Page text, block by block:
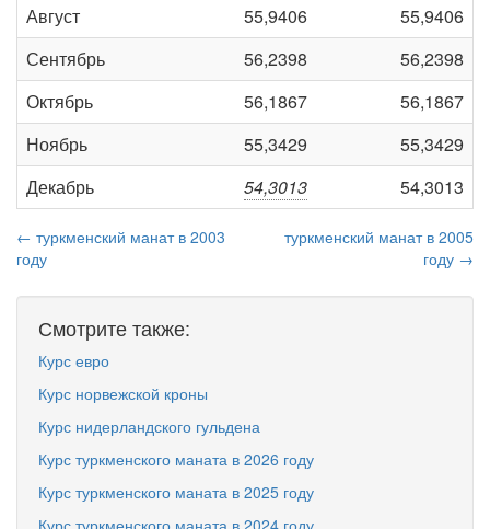
Август
55,9406
55,9406
Сентябрь
56,2398
56,2398
Октябрь
56,1867
56,1867
Ноябрь
55,3429
55,3429
Декабрь
54,3013 54,3013
← туркменский манат в 2003
году
туркменский манат в 2005
году →
Смотрите также:
Курс евро
Курс норвежской кроны
Курс нидерландского гульдена
Курс туркменского маната в 2026 году
Курс туркменского маната в 2025 году
Курс туркменского маната в 2024 году